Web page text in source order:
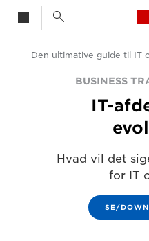
Løsninger og services
BUSINESS
IT-
Hvad vil det
for IT
SE/